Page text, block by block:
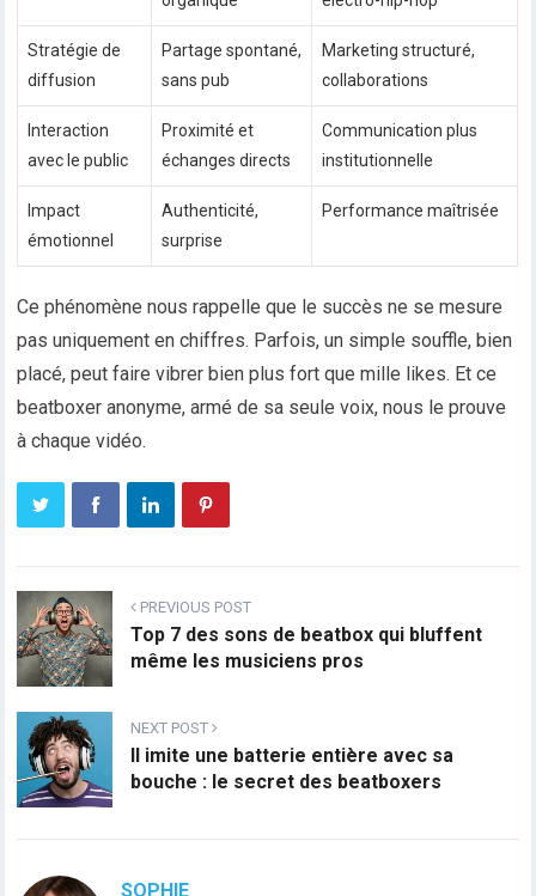
Stratégie de
diffusion
Partage spontané,
sans pub
Marketing structuré,
collaborations
Interaction
avec le public
Proximité et
échanges directs
Communication plus
institutionnelle
Impact
émotionnel
Authenticité,
surprise
Performance maîtrisée
Ce phénomène nous rappelle que le succès ne se mesure
pas uniquement en chiffres. Parfois, un simple souffle, bien
placé, peut faire vibrer bien plus fort que mille likes. Et ce
beatboxer anonyme, armé de sa seule voix, nous le prouve
à chaque vidéo.
PREVIOUS POST
Top 7 des sons de beatbox qui bluffent
même les musiciens pros
NEXT POST
Il imite une batterie entière avec sa
bouche : le secret des beatboxers
SOPHIE